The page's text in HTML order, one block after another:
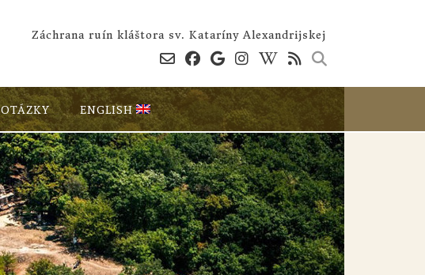
Záchrana ruín kláštora sv. Kataríny Alexandrijskej
OTÁZKY ENGLISH